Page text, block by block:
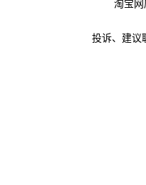
淘宝
投诉、建议